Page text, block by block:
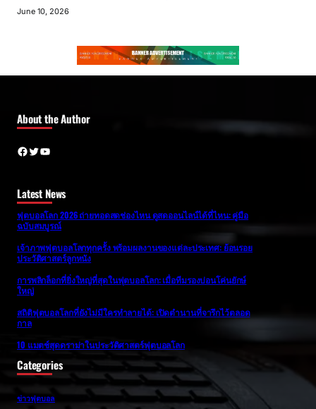
June 10, 2026
About the Author
Facebook Twitter YouTube
Latest News
ฟุตบอลโลก 2026 ถ่ายทอดสดช่องไหน ดูสดออนไลน์ได้ที่ไหน: คู่มือ
ฉบับสมบูรณ์
เจ้าภาพฟุตบอลโลกทุกครั้ง พร้อมผลงานของแต่ละประเทศ: ย้อนรอย
ประวัติศาสตร์ลูกหนัง
การพลิกล็อกที่ยิ่งใหญ่ที่สุดในฟุตบอลโลก: เมื่อทีมรองบ่อนโค่นยักษ์
ใหญ่
สถิติฟุตบอลโลกที่ยังไม่มีใครทำลายได้: เปิดตำนานที่จารึกไว้ตลอด
กาล
10 แมตช์สุดดราม่าในประวัติศาสตร์ฟุตบอลโลก
Categories
ข่าวฟุตบอล